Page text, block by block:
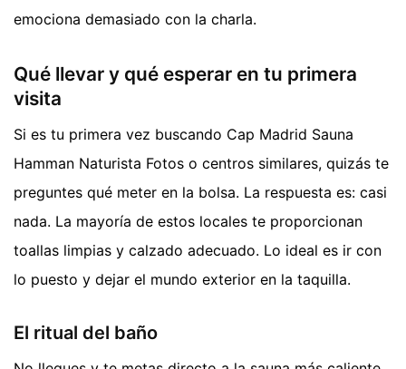
emociona demasiado con la charla.
Qué llevar y qué esperar en tu primera
visita
Si es tu primera vez buscando Cap Madrid Sauna
Hamman Naturista Fotos o centros similares, quizás te
preguntes qué meter en la bolsa. La respuesta es: casi
nada. La mayoría de estos locales te proporcionan
toallas limpias y calzado adecuado. Lo ideal es ir con
lo puesto y dejar el mundo exterior en la taquilla.
El ritual del baño